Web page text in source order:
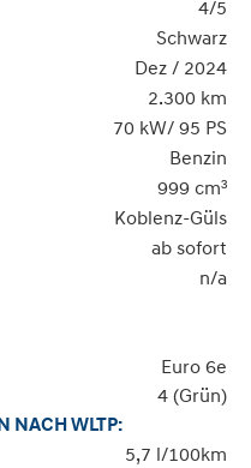
4/5
Schwarz
Dez / 2024
2.300 km
70 kW/ 95 PS
Benzin
999 cm³
Koblenz-Güls
ab sofort
n/a
Euro 6e
4 (Grün)
NACH WLTP:
5,7 l/100km